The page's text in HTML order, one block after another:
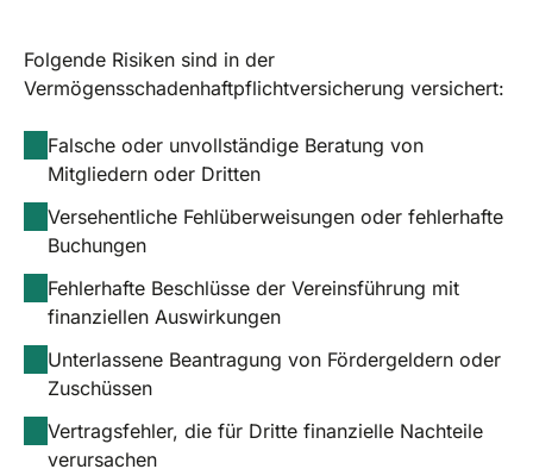
Folgende Risiken sind in der
Vermögensschadenhaftpflichtversicherung versichert:
Falsche oder unvollständige Beratung von
Mitgliedern oder Dritten
Versehentliche Fehlüberweisungen oder fehlerhafte
Buchungen
Fehlerhafte Beschlüsse der Vereinsführung mit
finanziellen Auswirkungen
Unterlassene Beantragung von Fördergeldern oder
Zuschüssen
Vertragsfehler, die für Dritte finanzielle Nachteile
verursachen